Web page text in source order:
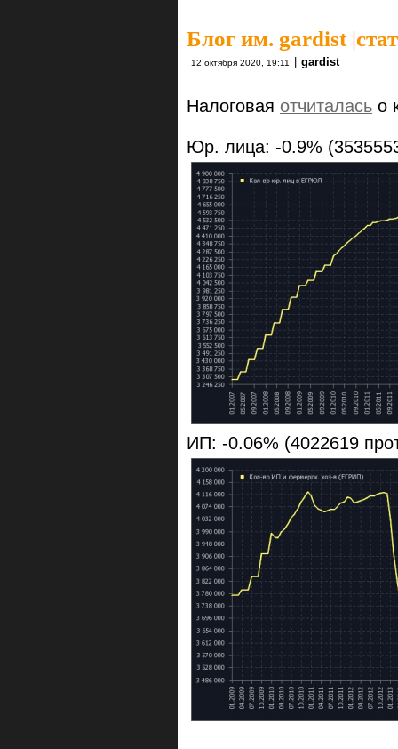
Блог им. gardist|
12 октября 2020, 19:11 gardist
Налоговая отчиталась о
Юр. лица: -0.9%
ИП: -0.06% (4022619